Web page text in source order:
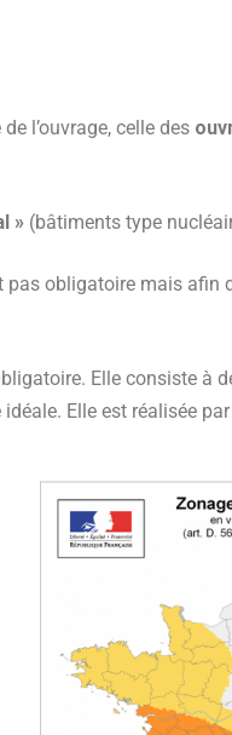
l’ouvrage, celle des
» (bâtiments type
pas obligatoire mais
Elle consiste
Elle est réalisée